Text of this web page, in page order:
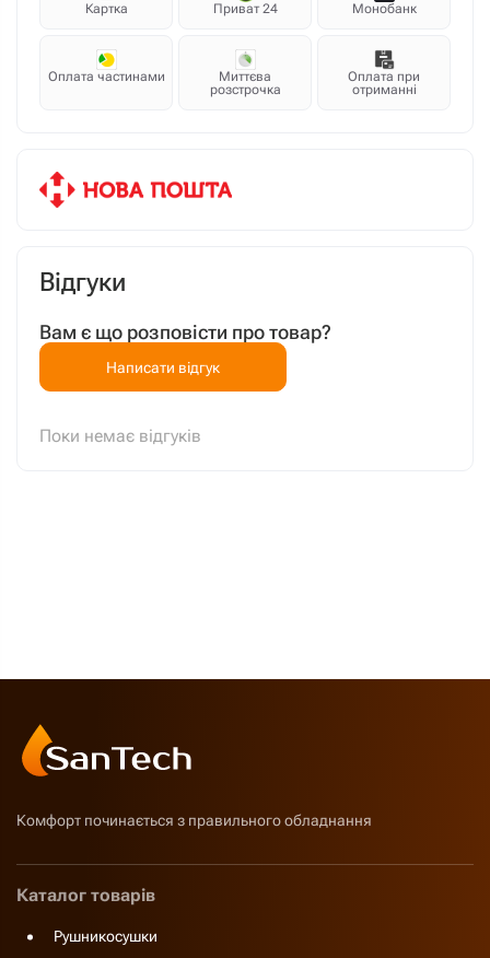
Картка Приват 24 Монобанк
Оплата частинами
Миттєва
розстрочка
Оплата при
отриманні
Відгуки
Вам є що розповісти про товар?
Написати відгук
Поки немає відгуків
Комфорт починається з правильного обладнання
Каталог товарів
Рушникосушки